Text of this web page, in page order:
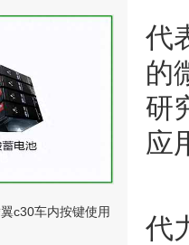
代
的
研
应
代
c30车内按键使用